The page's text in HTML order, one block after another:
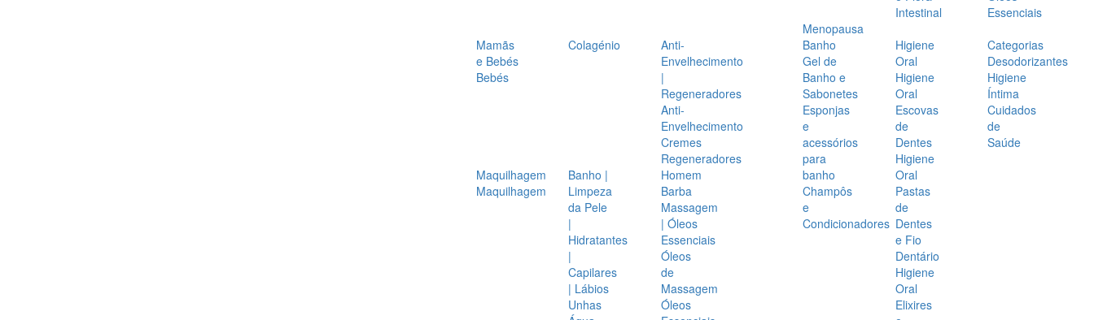
Intestinal
Essenciais
Menopausa
Mamãs
e Bebés
Bebés
Colagénio
Anti-
Envelhecimento
|
Regeneradores
Anti-
Envelhecimento
Cremes
Regeneradores
Maquilhagem
Maquilhagem
Banho |
Limpeza
da Pele
|
Hidratantes
|
Capilares
| Lábios
Unhas
Homem
Barba
Massagem
| Óleos
Essenciais
Óleos
de
Massagem
Óleos
Banho
Gel de
Banho e
Sabonetes
Esponjas
e
acessórios
para
banho
Champôs
e
Condicionadores
Higiene
Oral
Higiene
Oral
Escovas
de
Dentes
Higiene
Oral
Pastas
de
Dentes
e Fio
Dentário
Higiene
Oral
Elixires
Categorias
Desodorizantes
Higiene
Íntima
Cuidados
de
Saúde